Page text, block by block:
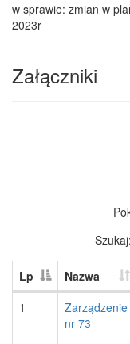
w sprawie: zmian w
2023r
Załączniki
Szukaj:
Lp Nazwa
1
Zarządzenie
nr 73